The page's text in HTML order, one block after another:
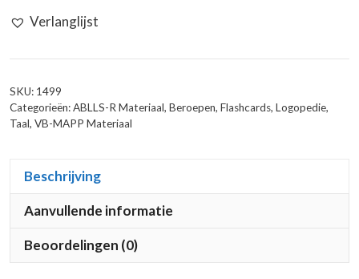
Toekomst
Verlanglijst
SKU: 1499
Categorieën:ABLLS-R Materiaal, Beroepen, Flashcards, Logopedie,
Taal, VB-MAPP Materiaal
Beschrijving
Aanvullende informatie
Beoordelingen (0)